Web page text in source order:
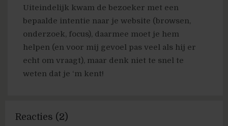
Uiteindelijk kwam de bezoeker met een
bepaalde intentie naar je website (browsen,
onderzoek, focus), daarmee moet je hem
helpen (en voor mij gevoel pas veel als hij er
echt om vraagt), maar denk niet te snel te
weten dat je ‘m kent!
Reacties (2)